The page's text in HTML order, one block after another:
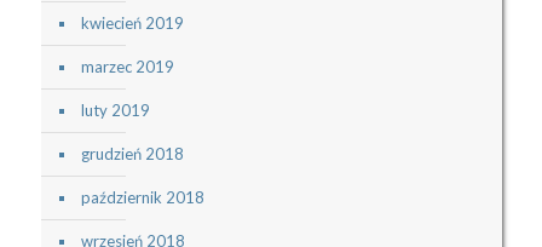
kwiecień 2019
marzec 2019
luty 2019
grudzień 2018
październik 2018
wrzesień 2018